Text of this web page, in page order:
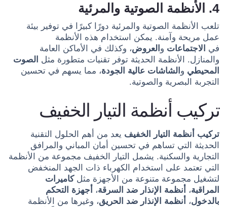
4. الأنظمة الصوتية والمرئية
تلعب الأنظمة الصوتية والمرئية دورًا كبيرًا في توفير بيئة
عمل مريحة وآمنة. يمكن استخدام هذه الأنظمة
في
الاجتماعات و العروض، وكذلك في الأماكن العامة
والمنازل. الأنظمة الحديثة توفر تقنيات متطورة مثل الصوت
المحيطي و الشاشات عالية الجودة، مما يسهم في تحسين
التجربة البصرية والصوتية.
تركيب أنظمة التيار الخفيف
تركيب أنظمة التيار الخفيف يعد من أهم الحلول التقنية
الحديثة التي تساهم في تحسين أمان المباني والمرافق
التجارية والسكنية. يشمل التيار الخفيف مجموعة من الأنظمة
التي تعتمد على استخدام الكهرباء ذات الجهد المنخفض
لتشغيل مجموعة متنوعة من الأجهزة مثلكاميرات
المراقبة، أنظمة الإنذار ضد السرقة،
أجهزة التحكم
بالدخول، أنظمة الإنذار ضد الحريق، وغيرها من الأنظمة